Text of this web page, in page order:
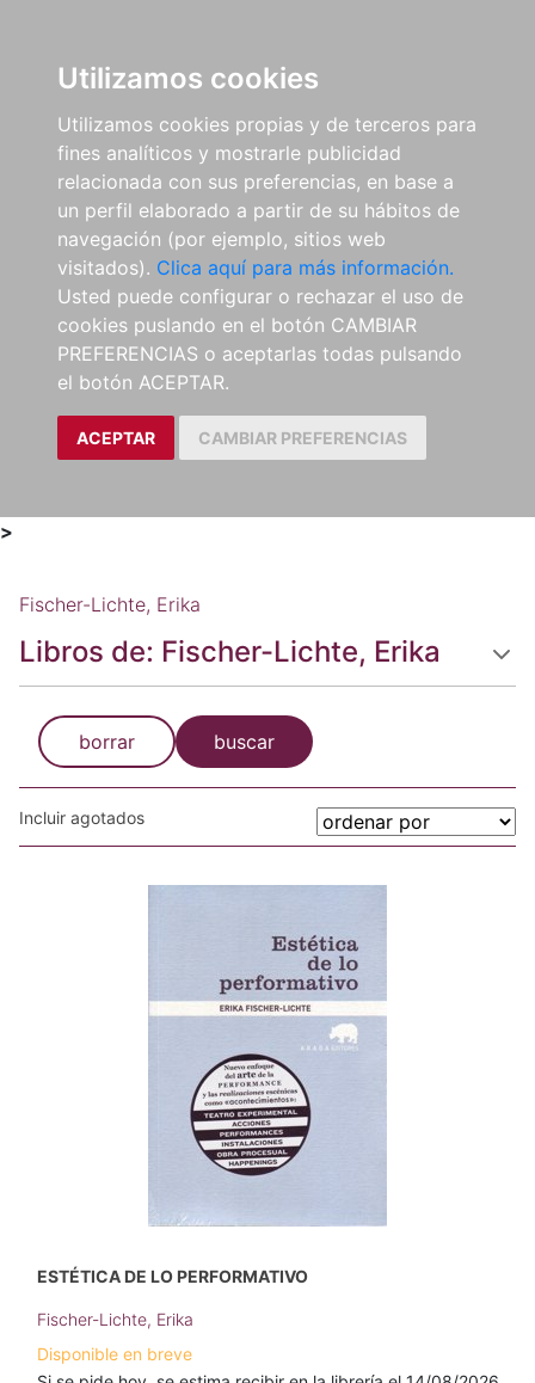
Utilizamos cookies
Utilizamos cookies propias y de terceros para
fines analíticos y mostrarle publicidad
relacionada con sus preferencias, en base a
un perfil elaborado a partir de su hábitos de
navegación (por ejemplo, sitios web
visitados). Clica aquí para más información.
Usted puede configurar o rechazar el uso de
cookies puslando en el botón CAMBIAR
PREFERENCIAS o aceptarlas todas pulsando
el botón ACEPTAR.
ACEPTAR CAMBIAR PREFERENCIAS
>
Fischer-Lichte, Erika
Libros de: Fischer-Lichte, Erika
borrar buscar
Incluir agotados
ESTÉTICA DE LO PERFORMATIVO
Fischer-Lichte, Erika
Disponible en breve